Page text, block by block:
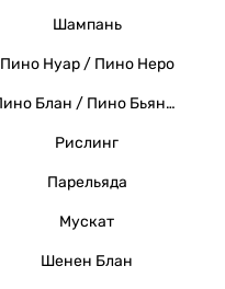
Шампань
Пино Нуар / Пино Неро
Пино Блан / Пино Бьянко / Вайссер Бургундер
Рислинг
Парельяда
Мускат
Шенен Блан